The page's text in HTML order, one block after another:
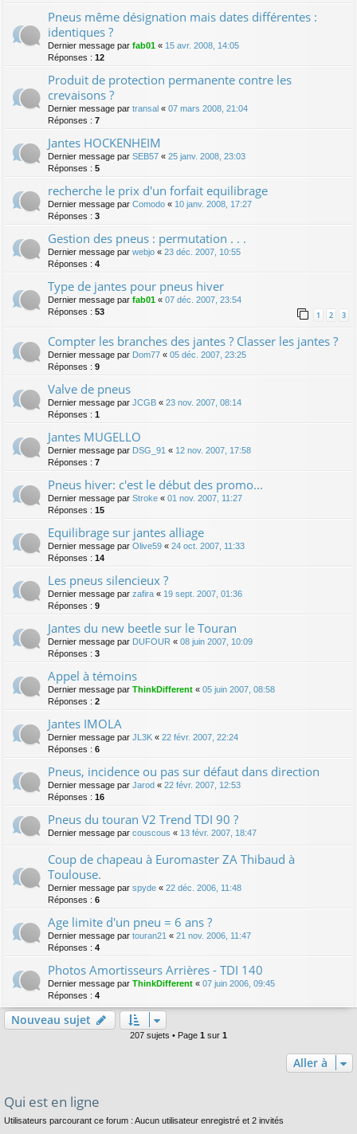
Pneus même désignation mais dates différentes :
identiques ?
Dernier message par fab01 « 15 avr. 2008, 14:05
Réponses : 12
Produit de protection permanente contre les
crevaisons ?
Dernier message par transal « 07 mars 2008, 21:04
Réponses : 7
Jantes HOCKENHEIM
Dernier message par SEB57 « 25 janv. 2008, 23:03
Réponses : 5
recherche le prix d'un forfait equilibrage
Dernier message par Comodo « 10 janv. 2008, 17:27
Réponses : 3
Gestion des pneus : permutation . . .
Dernier message par webjo « 23 déc. 2007, 10:55
Réponses : 4
Type de jantes pour pneus hiver
Dernier message par fab01 « 07 déc. 2007, 23:54
Réponses : 53 1 2 3
Compter les branches des jantes ? Classer les jantes ?
Dernier message par Dom77 « 05 déc. 2007, 23:25
Réponses : 9
Valve de pneus
Dernier message par JCGB « 23 nov. 2007, 08:14
Réponses : 1
Jantes MUGELLO
Dernier message par DSG_91 « 12 nov. 2007, 17:58
Réponses : 7
Pneus hiver: c'est le début des promo...
Dernier message par Stroke « 01 nov. 2007, 11:27
Réponses : 15
Equilibrage sur jantes alliage
Dernier message par Olive59 « 24 oct. 2007, 11:33
Réponses : 14
Les pneus silencieux ?
Dernier message par zafira « 19 sept. 2007, 01:36
Réponses : 9
Jantes du new beetle sur le Touran
Dernier message par DUFOUR « 08 juin 2007, 10:09
Réponses : 3
Appel à témoins
Dernier message par ThinkDifferent « 05 juin 2007, 08:58
Réponses : 2
Jantes IMOLA
Dernier message par JL3K « 22 févr. 2007, 22:24
Réponses : 6
Pneus, incidence ou pas sur défaut dans direction
Dernier message par Jarod « 22 févr. 2007, 12:53
Réponses : 16
Pneus du touran V2 Trend TDI 90 ?
Dernier message par couscous « 13 févr. 2007, 18:47
Coup de chapeau à Euromaster ZA Thibaud à
Toulouse.
Dernier message par spyde « 22 déc. 2006, 11:48
Réponses : 6
Age limite d'un pneu = 6 ans ?
Dernier message par touran21 « 21 nov. 2006, 11:47
Réponses : 4
Photos Amortisseurs Arrières - TDI 140
Dernier message par ThinkDifferent « 07 juin 2006, 09:45
Réponses : 4
Nouveau sujet
207 sujets • Page 1 sur 1
Aller à
Qui est en ligne
Utilisateurs parcourant ce forum : Aucun utilisateur enregistré et 2 invités